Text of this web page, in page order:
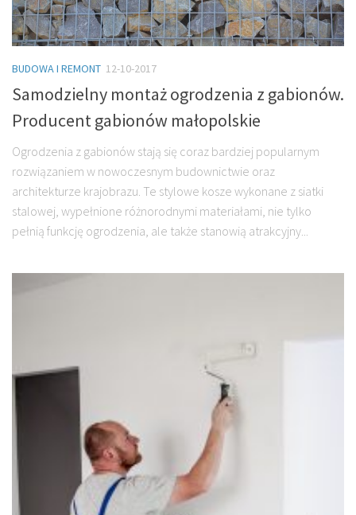
BUDOWA I REMONT 12-10-2017
Samodzielny montaż ogrodzenia z gabionów.
Producent gabionów małopolskie
Ogrodzenia z gabionów stają się coraz bardziej popularnym
rozwiązaniem w nowoczesnym budownictwie oraz
architekturze krajobrazu. Te stylowe kosze wykonane z siatki
stalowej, wypełnione różnorodnymi materiałami, nie tylko
pełnią funkcję ogrodzenia, ale także stanowią atrakcyjny...